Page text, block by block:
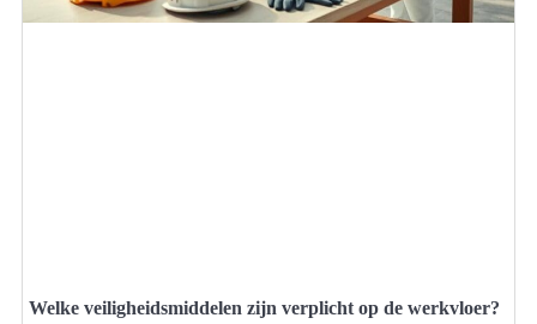
Welke veiligheidsmiddelen zijn verplicht op de werkvloer?